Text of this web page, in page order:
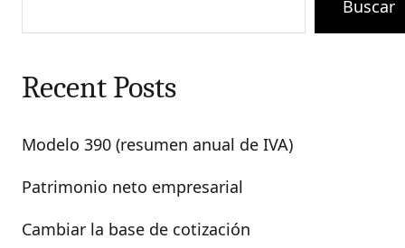
Buscar
Recent Posts
Modelo 390 (resumen anual de IVA)
Patrimonio neto empresarial
Cambiar la base de cotización